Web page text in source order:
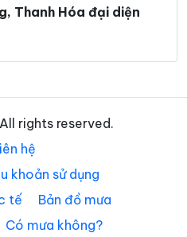
Xã Mường Chanh
Xã Mường Lý
Xã Na Mèo
Xã Nga An
Thanh Hóa đại diện
All rights reserved.
hệ
khoản sử dụng
tế
Bản đồ mưa
Có mưa không?